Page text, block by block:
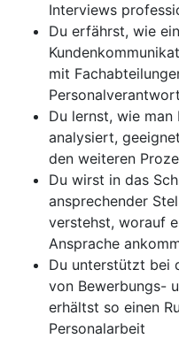
Interviews
Du erfährst, wie
mit
Du lernst, wie man
analysiert,
den weiteren
Du wirst in das
ansprechender
verstehst, worauf
Ansprache
Du unterstützt bei
von Bewerbungs-
erhältst so einen
Personalarbeit